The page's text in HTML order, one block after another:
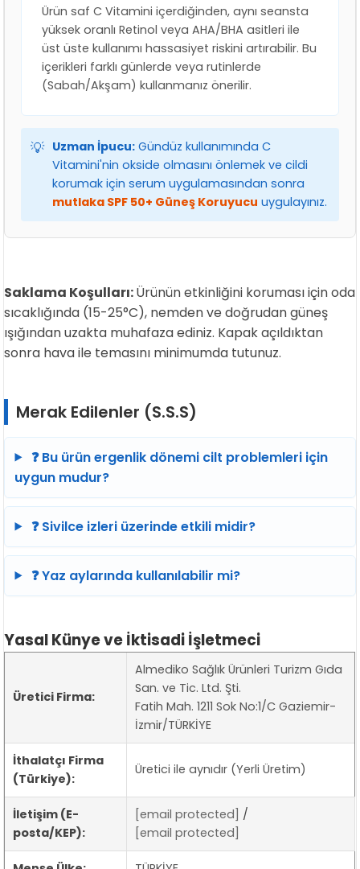
Ürün saf C Vitamini içerdiğinden, aynı seansta
yüksek oranlı Retinol veya AHA/BHA asitleri ile
üst üste kullanımı hassasiyet riskini artırabilir. Bu
içerikleri farklı günlerde veya rutinlerde
(Sabah/Akşam) kullanmanız önerilir.
💡 Uzman İpucu: Gündüz kullanımında C
Vitamini'nin okside olmasını önlemek ve cildi
korumak için serum uygulamasından sonra
mutlaka SPF 50+ Güneş Koruyucu uygulayınız.
Saklama Koşulları:Ürünün etkinliğini koruması için oda
sıcaklığında (15-25°C), nemden ve doğrudan güneş
ışığından uzakta muhafaza ediniz. Kapak açıldıktan
sonra hava ile temasını minimumda tutunuz.
Merak Edilenler (S.S.S)
❓ Bu ürün ergenlik dönemi cilt problemleri için
uygun mudur?
❓ Sivilce izleri üzerinde etkili midir?
❓ Yaz aylarında kullanılabilir mi?
Yasal Künye ve İktisadi İşletmeci
Üretici Firma:
Almediko Sağlık Ürünleri Turizm Gıda
San. ve Tic. Ltd. Şti.
Fatih Mah. 1211 Sok No:1/C Gaziemir-
İzmir/TÜRKİYE
İthalatçı Firma
(Türkiye):
Üretici ile aynıdır (Yerli Üretim)
İletişim (E-
posta/KEP):
[email protected] /
[email protected]